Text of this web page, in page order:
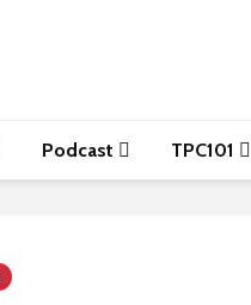
Podcast TPC101